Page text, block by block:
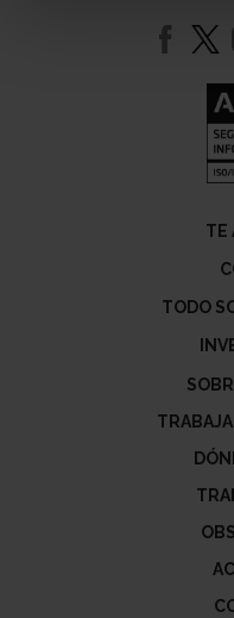
TE
TODO